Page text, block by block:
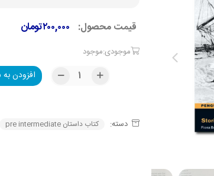
قیمت محصول: تومان۲۰۰,۰۰۰
موجودی:موجود
افزودن
دسته: کتاب داستان pre intermediate